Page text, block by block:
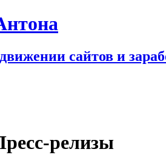
сайтов и
релизы